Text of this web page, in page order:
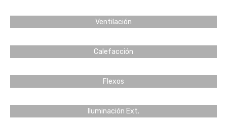
Ventilación
Calefacción
Flexos
Iluminación Ext.